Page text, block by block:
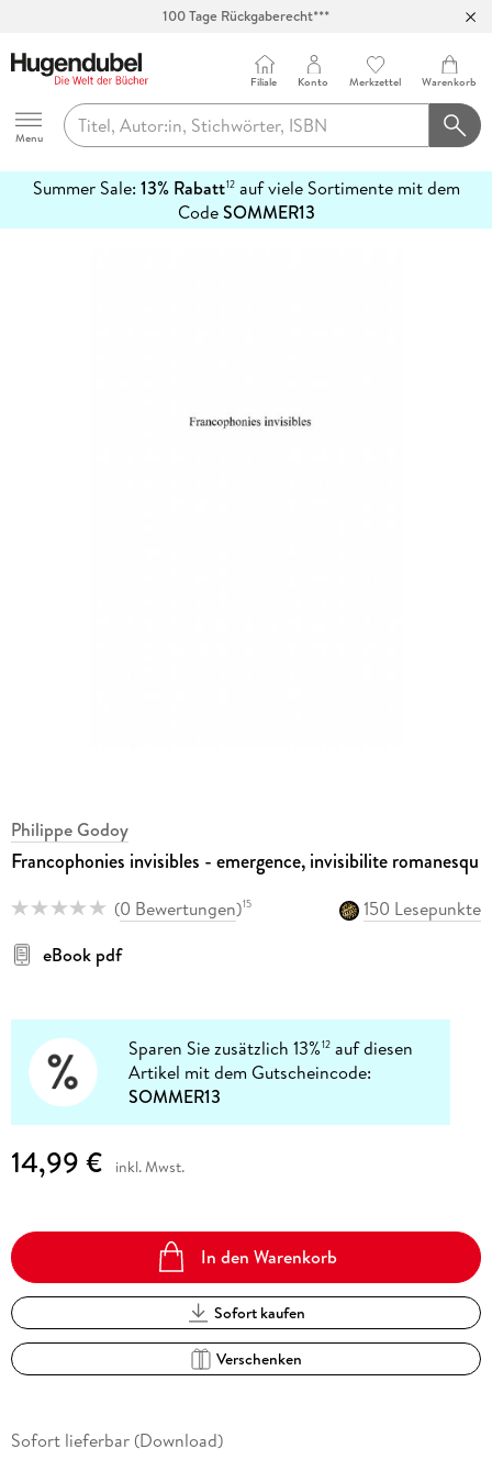
100 Tage Rückgaberecht***
Hugendubel
Menu
Filiale Konto Merkzettel Warenkorb
Summer Sale: 13% Rabatt12auf viele Sortimente mit dem
CodeSOMMER13
erfahren
Philippe Godoy
Francophonies invisibles - emergence, invisibilite romanesqu
(0 Bewertungen)15
150 Lesepunkte
eBook pdf
Sparen Sie zusätzlich 13%12 auf diesen
Artikel mit dem Gutscheincode:
SOMMER13
14,99 € inkl. Mwst.
In den Warenkorb
Sofort kaufen
Verschenken
Sofort lieferbar (Download)